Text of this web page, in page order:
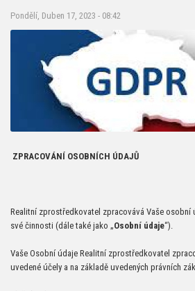
O nás
Kontakty
Pondělí, Duben 17, 2023 - 08:42
ZPRACOVÁNÍ OSOBNÍCH ÚDAJŮ
Realitní zprostředkovatel zpracovává Vaše osobní
své činnosti (dále také jako „Osobní údaje“).
Vaše Osobní údaje Realitní zprostředkovatel
uvedené účely a na základě uvedených právních